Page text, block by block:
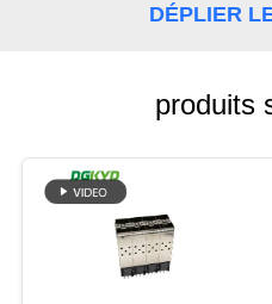
CITATION
POLITIQUE
MATIÈRE
DÉPLIER
produits